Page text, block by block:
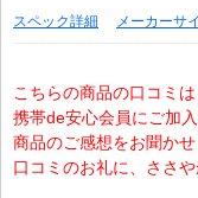
スペック詳細 メーカーサ
こちらの商品の口コミは
携帯de安心会員にご加
商品のご感想をお聞かせ
口コミのお礼に、ささや